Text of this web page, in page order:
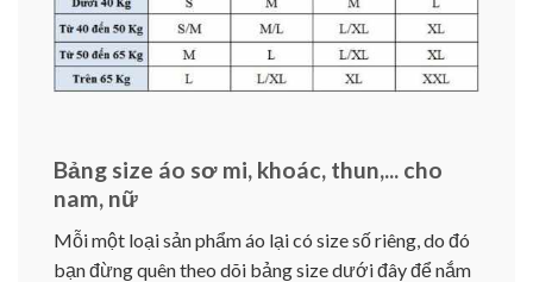
Bảng size áo sơ mi, khoác, thun,... cho
nam, nữ
Mỗi một loại sản phẩm áo lại có size số riêng, do đó
bạn đừng quên theo dõi bảng size dưới đây để nắm